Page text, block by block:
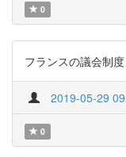
0
フランスの議会制
2019-05-29
0